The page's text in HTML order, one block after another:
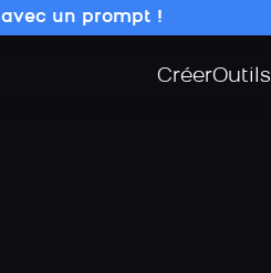
un prompt !
CréerOutils